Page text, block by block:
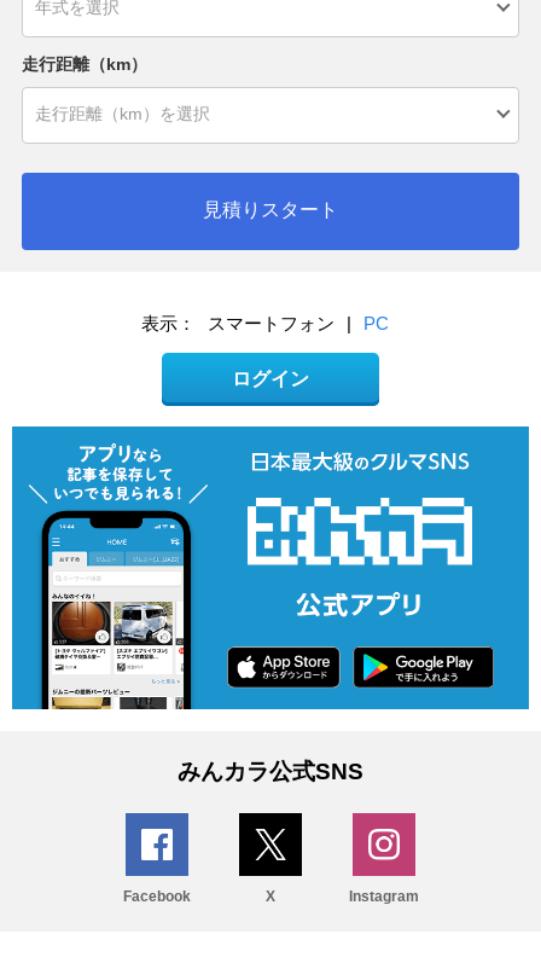
走行距離（km）
見積りスタート
表示： スマートフォン | PC
ログイン
みんカラ公式SNS
Facebook X Instagram